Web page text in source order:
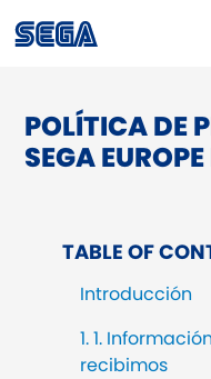
Privacy Policy/EULA
Corporate Governance
POLÍTICA DE
SEGA
TABLE OF
Introducción
1. 1.
recibimos